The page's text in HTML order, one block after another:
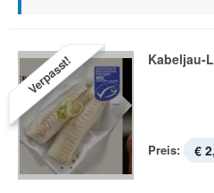
Verpasst! Kabeljau-
Preis: €